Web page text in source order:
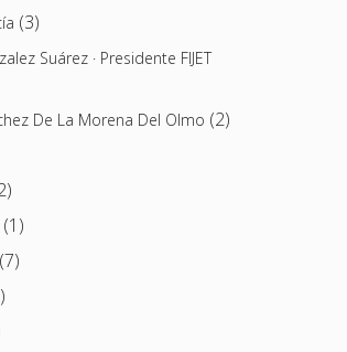
(3)
Suárez · Presidente FIJET
De La Morena Del Olmo (2)
(1)
(7)